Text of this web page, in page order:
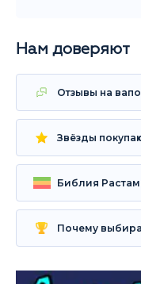
Нам доверяют
Отзывы на
Звёзды
Библия
Почему